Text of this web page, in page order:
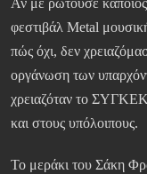
Αν με ρωτούσε
φεστιβάλ Metal
πώς όχι, δεν
οργάνωση των
χρειαζόταν το
και στους υπόλοιπους.
Το μεράκι του Σάκη